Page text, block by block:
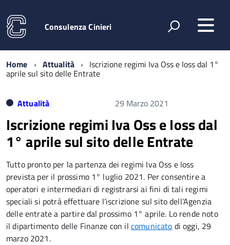
Consulenza Cinieri
Home Attualità Iscrizione regimi Iva Oss e Ioss dal 1°
aprile sul sito delle Entrate
Attualità 29 Marzo 2021
Iscrizione regimi Iva Oss e Ioss dal
1° aprile sul sito delle Entrate
Tutto pronto per la partenza dei regimi Iva Oss e Ioss
prevista per il prossimo 1° luglio 2021. Per consentire a
operatori e intermediari di registrarsi ai fini di tali regimi
speciali si potrà effettuare l’iscrizione sul sito dell’Agenzia
delle entrate a partire dal prossimo 1° aprile. Lo rende noto
il dipartimento delle Finanze con il comunicato di oggi, 29
marzo 2021.